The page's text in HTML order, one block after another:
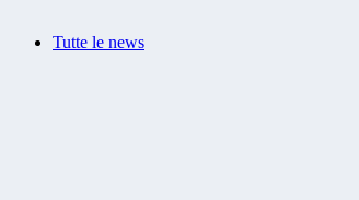
Tutte le news